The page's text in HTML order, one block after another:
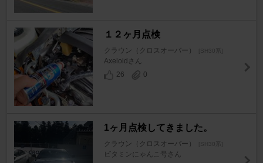
１２ヶ月点検
クラウン（クロスオーバー） [SH30系]
Axeloidさん
26
0
1ヶ月点検してきました。
クラウン（クロスオーバー） [SH30系]
ビタミンにゃんこ号さん